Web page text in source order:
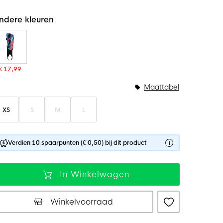
kleuren
17,99
XS S M L
Maattabel
Verdien 10 spaarpunten (€ 0,50) bij dit product
In Winkelwagen
Winkelvoorraad